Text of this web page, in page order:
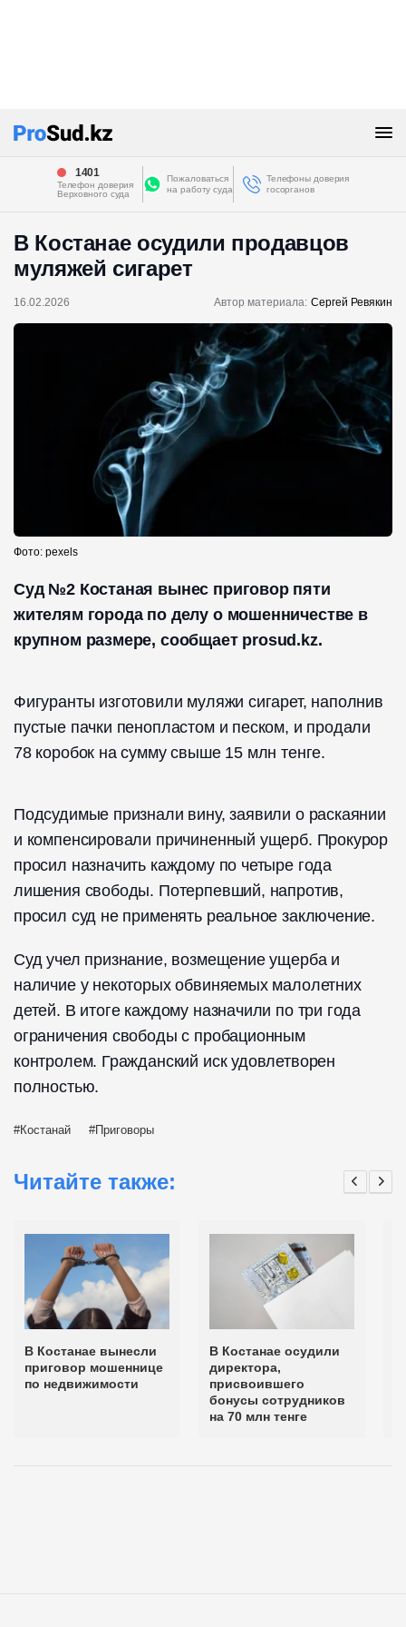
1401
Телефон доверия
Верховного суда
Пожаловаться
на работу суда
Телефоны доверия
госорганов
В Костанае осудили продавцов
муляжей сигарет
16.02.2026 Автор материала: Сергей Ревякин
Фото: pexels
Суд №2 Костаная вынес приговор пяти
жителям города по делу о мошенничестве в
крупном размере, сообщает prosud.kz.
Фигуранты изготовили муляжи сигарет, наполнив
пустые пачки пенопластом и песком, и продали
78 коробок на сумму свыше 15 млн тенге.
Подсудимые признали вину, заявили о раскаянии
и компенсировали причиненный ущерб. Прокурор
просил назначить каждому по четыре года
лишения свободы. Потерпевший, напротив,
просил суд не применять реальное заключение.
Суд учел признание, возмещение ущерба и
наличие у некоторых обвиняемых малолетних
детей. В итоге каждому назначили по три года
ограничения свободы с пробационным
контролем. Гражданский иск удовлетворен
полностью.
Костанай Приговоры
Читайте также:
В Костанае вынесли
приговор мошеннице
по недвижимости
В Костанае осудили
директора,
присвоившего
бонусы сотрудников
на 70 млн тенге